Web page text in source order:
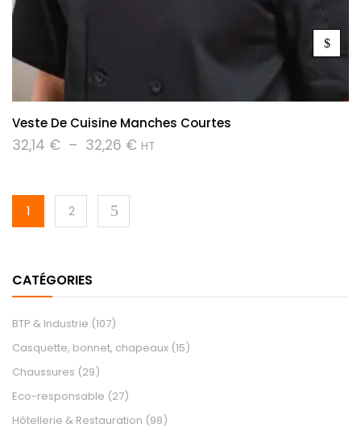
CATÉGORIES
BTP & Industrie (107)
Casquette, bonnet, chapeaux (15)
Chaussures (29)
Eco-responsable (27)
Hôtellerie & Restauration (98)
Veste De Cuisine Manches Courtes
32,14 € – 32,26 € HT
1 2